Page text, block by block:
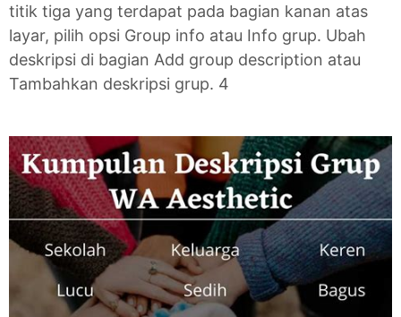
titik tiga yang terdapat pada bagian kanan atas
layar, pilih opsi Group info atau Info grup. Ubah
deskripsi di bagian Add group description atau
Tambahkan deskripsi grup. 4